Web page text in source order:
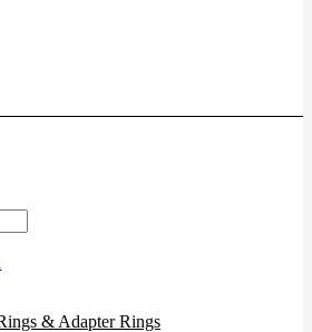
& Adapter Rings